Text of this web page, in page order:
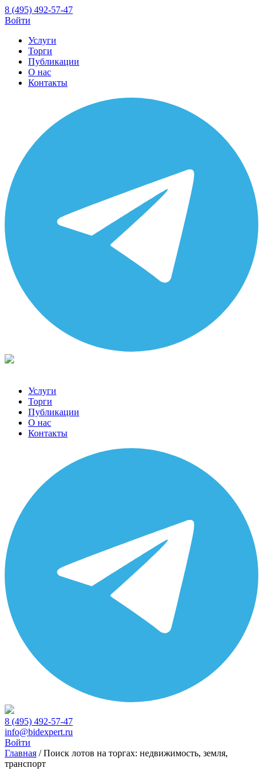
8 (495) 492-57-47
Войти
Услуги
Торги
Публикации
О нас
Контакты
Услуги
Торги
Публикации
О нас
Контакты
8 (495) 492-57-47
info@bidexpert.ru
Войти
Главная /Поиск лотов на торгах: недвижимость, земля,
транспорт